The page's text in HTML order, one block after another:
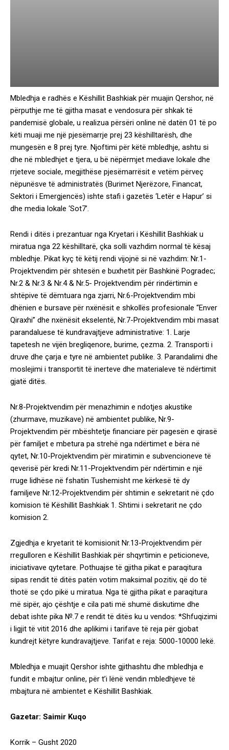
Mbledhja e radhës e Këshillit Bashkiak për muajin Qershor, në
përputhje me të gjitha masat e vendosura për shkak të
pandemisë globale, u realizua përsëri online në datën 01 të po
këti muaji me një pjesëmarrje prej 23 këshilltarësh, dhe
mungesën e 8 prej tyre. Njoftimi për këtë mbledhje, ashtu si
dhe në mbledhjet e tjera, u bë nëpërmjet mediave lokale dhe
rrjeteve sociale, megjithëse pjesëmarrësit e vetëm përveç
nëpunësve të administratës (Burimet Njerëzore, Financat,
Sektori i Emergjencës) ishte stafi i gazetës ‘Letër e Hapur’ si
dhe media lokale ‘Sot7’.
Rendi i ditës i prezantuar nga Kryetari i Këshillit Bashkiak u
miratua nga 22 këshilltarë, çka solli vazhdim normal të kësaj
mbledhje. Pikat kyç të këtij rendi vijojnë si në vazhdim: Nr.1-
Projektvendim për shtesën e buxhetit për Bashkinë Pogradec;
Nr.2 & Nr.3 & Nr.4 & Nr.5- Projektvendim për rindërtimin e
shtëpive të dëmtuara nga zjarri, Nr.6-Projektvendim mbi
dhënien e bursave për nxënësit e shkollës profesionale “Enver
Qiraxhi” dhe nxënësit ekselentë, Nr.7-Projektvendim mbi masat
parandaluese të kundravajtjeve administrative: 1. Larje
tapetesh ne vijën bregliqenore, burime, çezma. 2. Transporti i
druve dhe çarja e tyre në ambientet publike. 3. Parandalimi dhe
moslejimi i transportit të inerteve dhe materialeve të ndërtimit
gjatë ditës.
Nr.8-Projektvendim për menazhimin e ndotjes akustike
(zhurmave, muzikave) në ambientet publike, Nr.9-
Projektvendim për mbështetje financiare për pagesën e qirasë
për familjet e mbetura pa strehë nga ndërtimet e bëra në
qytet, Nr.10-Projektvendim për miratimin e subvencioneve të
qeverisë për kredi Nr.11-Projektvendim për ndërtimin e një
rruge lidhëse në fshatin Tushemisht me kërkesë të dy
familjeve Nr.12-Projektvendim për shtimin e sekretarit në çdo
komision të Këshillit Bashkiak 1. Shtimi i sekretarit ne çdo
komision 2.
Zgjedhja e kryetarit të komisionit Nr.13-Projektvendim për
rregulloren e Këshillit Bashkiak për shqyrtimin e peticioneve,
iniciativave qytetare. Pothuajse të gjitha pikat e paraqitura
sipas rendit të ditës patën votim maksimal pozitiv, që do të
thotë se çdo pikë u miratua. Nga të gjitha pikat e paraqitura
më sipër, ajo çështje e cila pati më shumë diskutime dhe
debat ishte pika №.7 e rendit të ditës ku u vendos: *Shfuqizimi
i ligjit të vitit 2016 dhe aplikimi i tarifave të reja për gjobat
kundrejt këtyre kundravajtjeve. Tarifat e reja: 5000-10000 lekë.
Mbledhja e muajit Qershor ishte gjithashtu dhe mbledhja e
fundit e mbajtur online, për t’i lënë vendin mbledhjeve të
mbajtura në ambientet e Këshillit Bashkiak.
Gazetar: Saimir Kuqo
Korrik – Gusht 2020